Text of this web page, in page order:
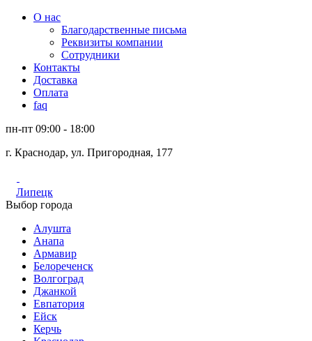
О нас
Благодарственные письма
Реквизиты компании
Сотрудники
Контакты
Доставка
Оплата
faq
пн-пт 09:00 - 18:00
г. Краснодар, ул. Пригородная, 177
Липецк
Выбор города
Алушта
Анапа
Армавир
Белореченск
Волгоград
Джанкой
Евпатория
Ейск
Керчь